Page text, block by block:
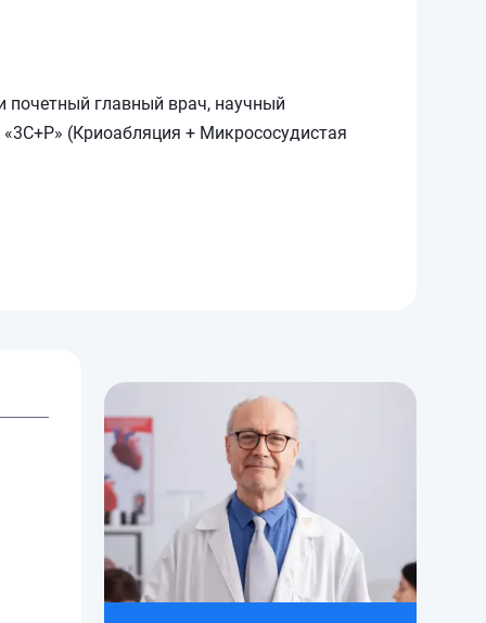
почетный главный врач, научный
(Криоабляция + Микрососудистая